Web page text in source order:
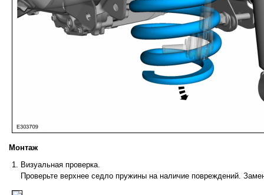
Монтаж
Визуальная проверка.
Проверьте верхнее седло пружины на наличие повреждений.